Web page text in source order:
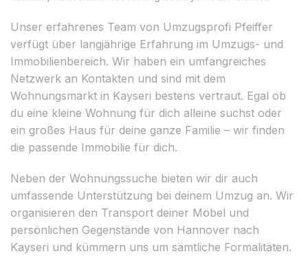
Unser erfahrenes Team von Umzugsprofi Pfeiffer
verfügt über langjährige Erfahrung im Umzugs- und
Immobilienbereich. Wir haben ein umfangreiches
Netzwerk an Kontakten und sind mit dem
Wohnungsmarkt in Kayseri bestens vertraut. Egal ob
du eine kleine Wohnung für dich alleine suchst oder
ein großes Haus für deine ganze Familie – wir finden
die passende Immobilie für dich.
Neben der Wohnungssuche bieten wir dir auch
umfassende Unterstützung bei deinem Umzug an. Wir
organisieren den Transport deiner Möbel und
persönlichen Gegenstände von Hannover nach
Kayseri und kümmern uns um sämtliche Formalitäten.